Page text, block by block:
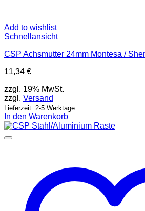
Add to wishlist
Schnellansicht
CSP Achsmutter 24mm Montesa /
11,34 €
zzgl. 19% MwSt.
zzgl. Versand
Lieferzeit: 2-5 Werktage
In den Warenkorb